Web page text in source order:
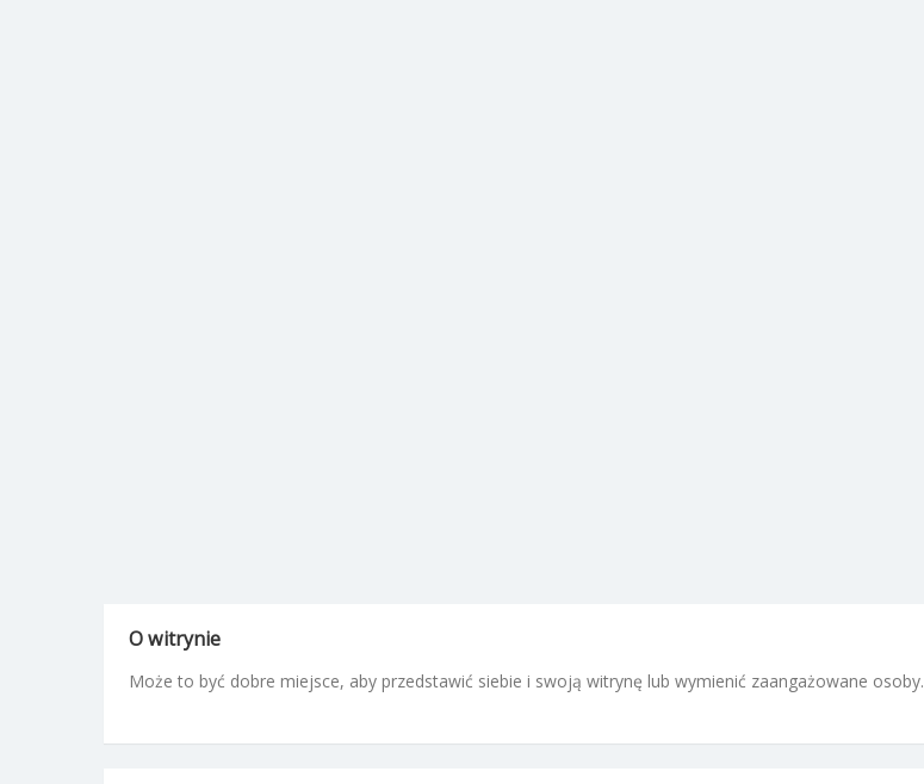
O witrynie
Może to być dobre miejsce, aby przedstawić siebie i swoją witrynę lub wymienić zaangażowane osoby.